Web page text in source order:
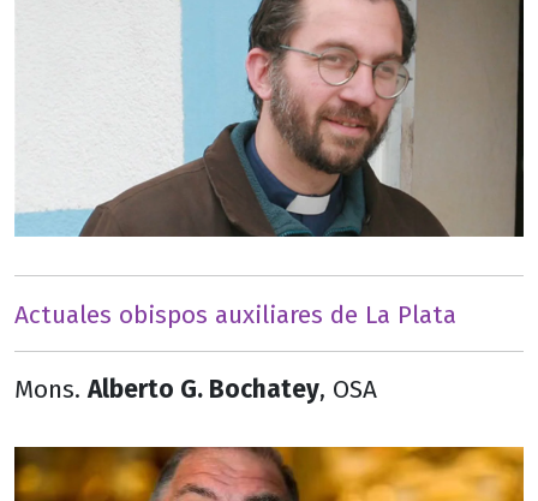
Actuales obispos auxiliares de La Plata
Mons.Alberto G. Bochatey, OSA